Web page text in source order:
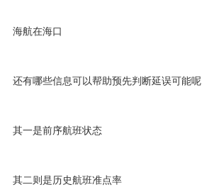
海航在海口
还有哪些信息可以帮助预先判断延误可能呢
其一是前序航班状态
其二则是历史航班准点率